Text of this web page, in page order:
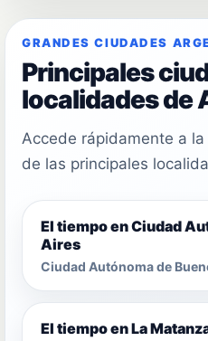
GRANDES CIUDADES
Principales
localidades de
Accede rápidamente a
de las principales
El tiempo en Ciudad
Aires
Ciudad Autónoma de
El tiempo en La